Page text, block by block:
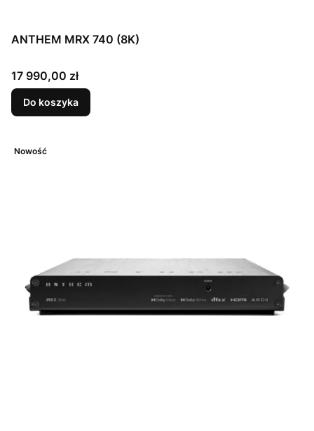
ANTHEM MRX 740 (8K)
Cena
17 990,00 zł
Do koszyka
Nowość